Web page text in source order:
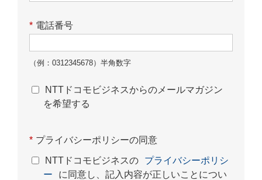
* 電話番号
（例：0312345678）半角数字
NTTドコモビジネスからのメールマガジン
を希望する
* プライバシーポリシーの同意
NTTドコモビジネスの
プライバシーポリシ
ー
に同意し、記入内容が正しいことについ